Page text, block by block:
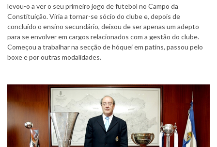
levou-o a ver o seu primeiro jogo de futebol no Campo da
Constituição. Viria a tornar-se sócio do clube e, depois de
concluído o ensino secundário, deixou de ser apenas um adepto
para se envolver em cargos relacionados com a gestão do clube.
Começou a trabalhar na secção de hóquei em patins, passou pelo
boxe e por outras modalidades.